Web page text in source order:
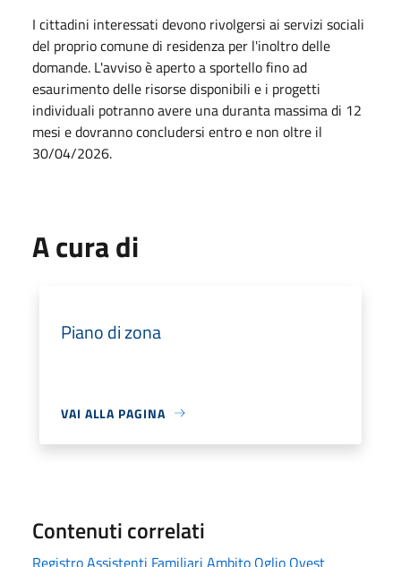
I cittadini interessati devono rivolgersi ai servizi sociali
del proprio comune di residenza per l'inoltro delle
domande. L'avviso è aperto a sportello fino ad
esaurimento delle risorse disponibili e i progetti
individuali potranno avere una duranta massima di 12
mesi e dovranno concludersi entro e non oltre il
30/04/2026.
A cura di
Piano di zona
VAI ALLA PAGINA
Contenuti correlati
Registro Assistenti Familiari Ambito Oglio Ovest